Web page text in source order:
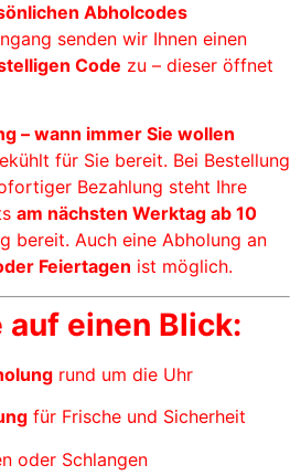
Abholcodes
senden wir Ihnen einen
Code zu – dieser öffnet
– wann immer Sie wollen
für Sie bereit. Bei Bestellung
Bezahlung steht Ihre
am nächsten Werktag ab 10
bereit. Auch eine Abholung an
Feiertagen ist möglich.
einen Blick:
rund um die Uhr
für Frische und Sicherheit
oder Schlangen